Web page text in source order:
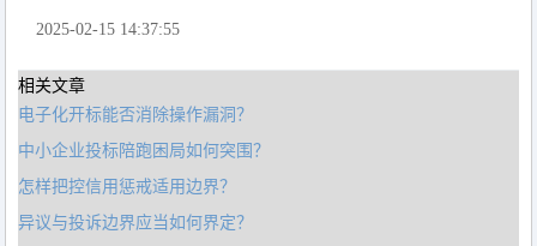
2025-02-15 14:37:55
相关文章
电子化开标能否消除操作漏洞？
中小企业投标陪跑困局如何突围？
怎样把控信用惩戒适用边界？
异议与投诉边界应当如何界定？